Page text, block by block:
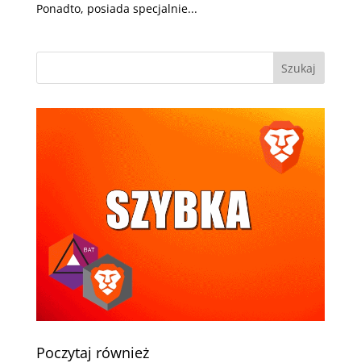
Ponadto, posiada specjalnie...
Poczytaj również